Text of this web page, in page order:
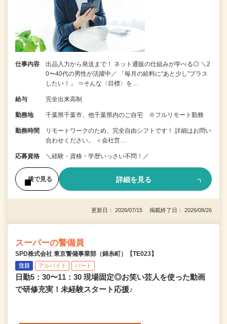
仕事内容
出品入力から発送まで！ ネット通販の仕組みが学べる◎ ＼2
0〜40代の男性が活躍中／ 「毎月の給料に“あと少し”プラス
したい！」 ⇒そんな〈目標〉を…
給与 完全出来高制
勤務地 千葉県千葉市、他千葉県内のご自宅 ※フルリモート勤務
勤務時間
リモートワークのため、完全自由シフトです！ 詳細はお問い
合わせください。 ＜会社営…
応募資格 ＼経験・資格・学歴いっさい不問！／
後で見る 詳細を見る
更新日： 2026/07/15 掲載終了日： 2026/08/26
スーパーの警備員
SPD株式会社 東京警備事業部（錦糸町）【TE023】
注目 アルバイト パート
日勤5：30〜11：30 現場固定◎お笑い芸人を使った動画
で研修充実！未経験スタート応援♪